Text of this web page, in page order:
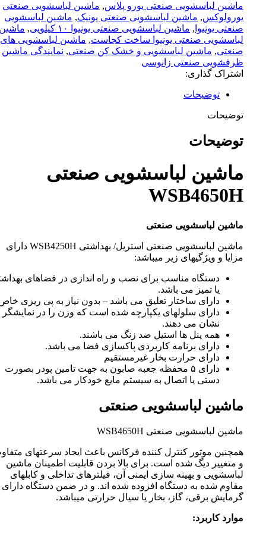
ماشین لباسشویی صنعتی یورو پلاس, ماشین لباسشویی صنعتی
یورولوکس, ماشین لباسشویی صنعتی یونیک, ماشین لباسشویی
صنعتی یونیوا , ماشین لباسشویی صنعتی یونیوا ۱۰ کیلویی ,
لباسشویی صنعتی یونیوا ساخت کجاست, ماشین لباسشویی های
صنعتی, ماشین لباسشویی و خشک کن صنعتی, نمایندگی ماشین
ظرفشویی صنعتی زانوسی
اشتراک گذاری:
توضیحات
توضیحات
توضیحات
ماشین لباسشویی صنعتی
WSB4650H
ماشین لباسشویی صنعتی
ماشین لباسشویی صنعتی استریل/ بهداشتی WSB4250H دارای
مزایا و ویژگیهای زیر میباشد:
دستگاه مناسب برای نصب و راه اندازی در فضاهای
یا تمیز می باشد.
دارای ساختار تعلیق می باشد – بدون نیاز به پی ریزی
دارای سلولهای یکپارچه شده است که وزن را در نمایشگر
نشان می دهند.
همه پنل ها استیل ضد زنگ می باشند.
دارای برنامه کاربردی پاکسازی فضا می باشد.
دارای حرارت بخار غیرمستقیم
دارای ۵ محفظه جعبه صابون به جهت تامین پودر بصورت
دستی یا اتصال به سیستم مایع خودکار می باشد.
ماشین لباسشویی صنعتی
ماشین لباسشویی صنعتی WSB4650H
همچنین موتور کنترل کننده فرکانس باعث ایجاد سرعتهای
و متغییر دیگ شده است. برای بالا بردن قابلیت اطمینان ماشین
لباسشویی و بهینه سازی ایمنی آن، فیلترهای تداخلی و کابلهای
مقاوم شده به دستگاه افزوده شده اند. و در ضمن دستگاه دارای
گرمایش برقی، گاز، بخار یا سیال حرارتی میباشد.
موارد کاربرد: